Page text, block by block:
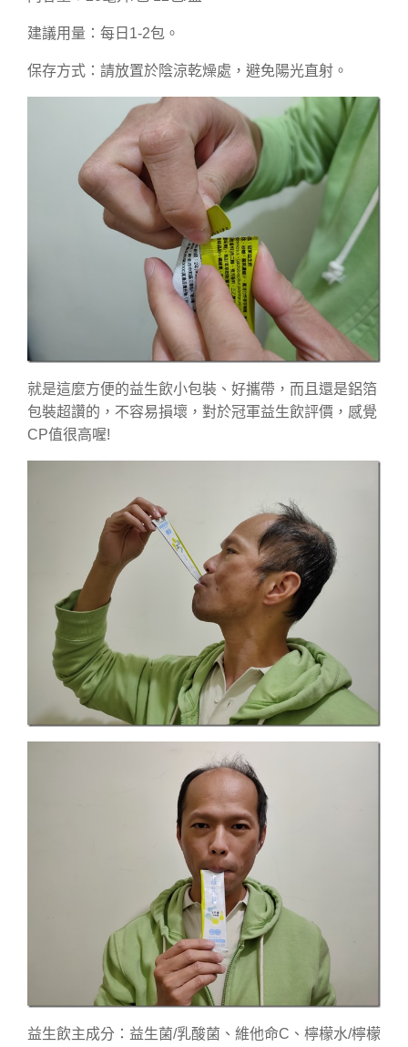
建議用量：每日1-2包。
保存方式：請放置於陰涼乾燥處，避免陽光直射。
就是這麼方便的益生飲小包裝、好攜帶，而且還是鋁箔
包裝超讚的，不容易損壞，對於冠軍益生飲評價，感覺
CP值很高喔!
益生飲主成分：益生菌/乳酸菌、維他命C、檸檬水/檸檬